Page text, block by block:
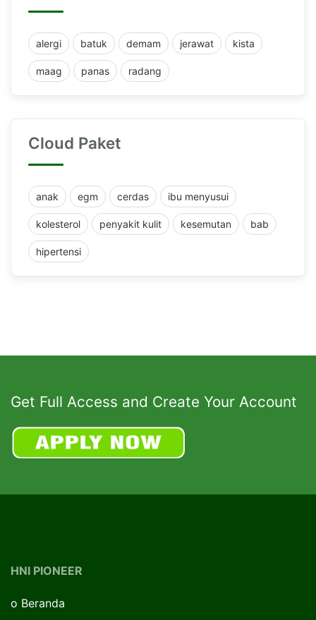
alergi batuk demam jerawat kista
maag panas radang
Cloud Paket
anak egm cerdas ibu menyusui
kolesterol penyakit kulit kesemutan bab
hipertensi
Get Full Access and Create Your Account
HNI PIONEER
o Beranda